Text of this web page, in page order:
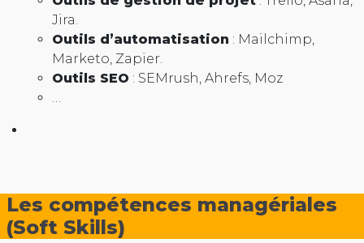
Jira.
Outils d’automatisation : Mailchimp,
Marketo, Zapier.
Outils SEO : SEMrush, Ahrefs, Moz
Les compétences managériales
(Soft Skills)